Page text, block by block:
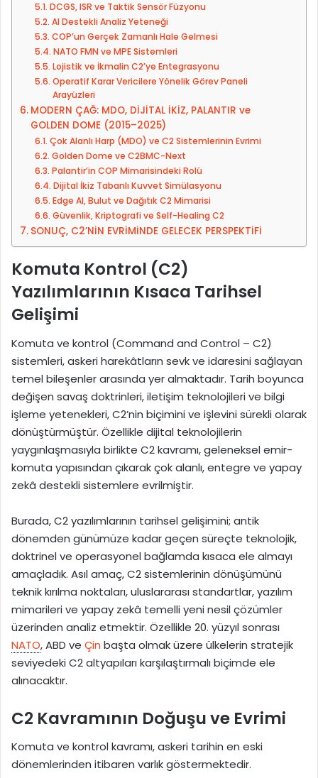
DCGS, ISR ve Taktik Sensör Füzyonu
AI Destekli Analiz Yeteneği
COP’un Gerçek Zamanlı Hale Gelmesi
NATO FMN ve MPE Sistemleri
Lojistik ve İkmalin C2’ye Entegrasyonu
Operatif Karar Vericilere Yönelik Görev Paneli
Arayüzleri
MODERN ÇAĞ: MDO, DİJİTAL İKİZ, PALANTIR ve
GOLDEN DOME (2015–2025)
Çok Alanlı Harp (MDO) ve C2 Sistemlerinin Evrimi
Golden Dome ve C2BMC-Next
Palantir’in COP Mimarisindeki Rolü
Dijital İkiz Tabanlı Kuvvet Simülasyonu
Edge AI, Bulut ve Dağıtık C2 Mimarisi
Güvenlik, Kriptografi ve Self-Healing C2
SONUÇ, C2’NİN EVRİMİNDE GELECEK PERSPEKTİFİ
Komuta Kontrol (C2)
Yazılımlarının Kısaca Tarihsel
Gelişimi
Komuta ve kontrol (Command and Control – C2)
sistemleri, askeri harekâtların sevk ve idaresini sağlayan
temel bileşenler arasında yer almaktadır. Tarih boyunca
değişen savaş doktrinleri, iletişim teknolojileri ve bilgi
işleme yetenekleri, C2’nin biçimini ve işlevini sürekli olarak
dönüştürmüştür. Özellikle dijital teknolojilerin
yaygınlaşmasıyla birlikte C2 kavramı, geleneksel emir-
komuta yapısından çıkarak çok alanlı, entegre ve yapay
zekâ destekli sistemlere evrilmiştir.
Burada, C2 yazılımlarının tarihsel gelişimini; antik
dönemden günümüze kadar geçen süreçte teknolojik,
doktrinel ve operasyonel bağlamda kısaca ele almayı
amaçladık. Asıl amaç, C2 sistemlerinin dönüşümünü
teknik kırılma noktaları, uluslararası standartlar, yazılım
mimarileri ve yapay zekâ temelli yeni nesil çözümler
üzerinden analiz etmektir. Özellikle 20. yüzyıl sonrası
NATO, ABD ve Çin başta olmak üzere ülkelerin stratejik
seviyedeki C2 altyapıları karşılaştırmalı biçimde ele
alınacaktır.
C2 Kavramının Doğuşu ve Evrimi
Komuta ve kontrol kavramı, askeri tarihin en eski
dönemlerinden itibaren varlık göstermektedir.